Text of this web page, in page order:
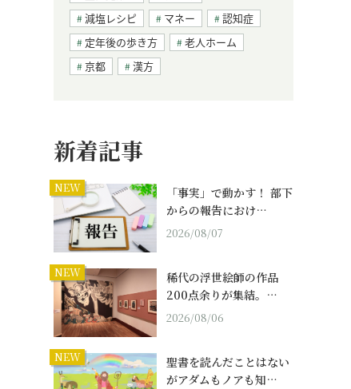
減塩レシピ
マネー
認知症
定年後の歩き方
老人ホーム
京都
漢方
新着記事
NEW
「事実」で動かす！ 部下
からの報告におけ…
2026/08/07
NEW
稀代の浮世絵師の作品
200点余りが集結。…
2026/08/06
NEW
聖書を読んだことはない
がアダムもノアも知…